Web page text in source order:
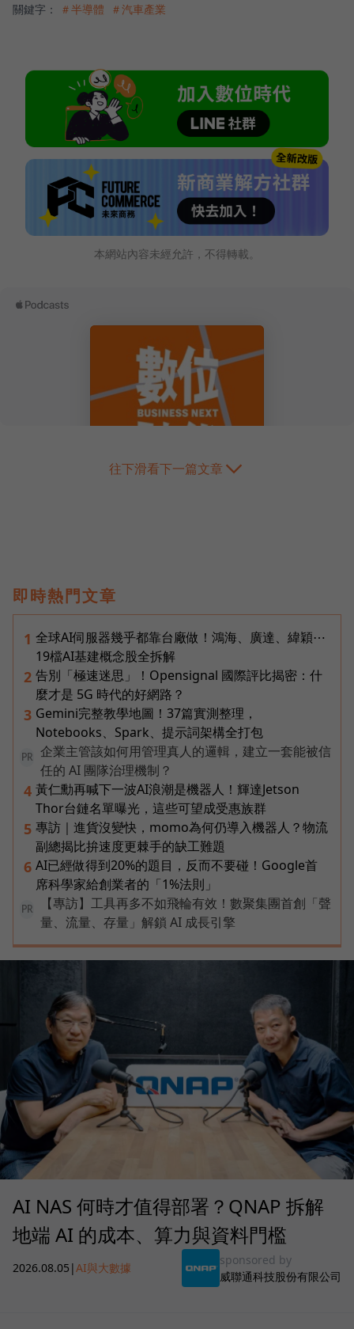
關鍵字： ＃半導體 ＃汽車產業
本網站內容未經允許，不得轉載。
往下滑看下一篇文章
即時熱門文章
1 全球AI伺服器幾乎都靠台廠做！鴻海、廣達、緯穎⋯
19檔AI基建概念股全拆解
2 告別「極速迷思」！Opensignal 國際評比揭密：什
麼才是 5G 時代的好網路？
3 Gemini完整教學地圖！37篇實測整理，
Notebooks、Spark、提示詞架構全打包
PR
企業主管該如何用管理真人的邏輯，建立一套能被信
任的 AI 團隊治理機制？
4 黃仁勳再喊下一波AI浪潮是機器人！輝達Jetson
Thor台鏈名單曝光，這些可望成受惠族群
5 專訪｜進貨沒變快，momo為何仍導入機器人？物流
副總揭比拚速度更棘手的缺工難題
6 AI已經做得到20%的題目，反而不要碰！Google首
席科學家給創業者的「1%法則」
PR
【專訪】工具再多不如飛輪有效！數聚集團首創「聲
量、流量、存量」解鎖 AI 成長引擎
AI NAS 何時才值得部署？QNAP 拆解
地端 AI 的成本、算力與資料門檻
2026.08.05 |AI與大數據
sponsored by
威聯通科技股份有限公司